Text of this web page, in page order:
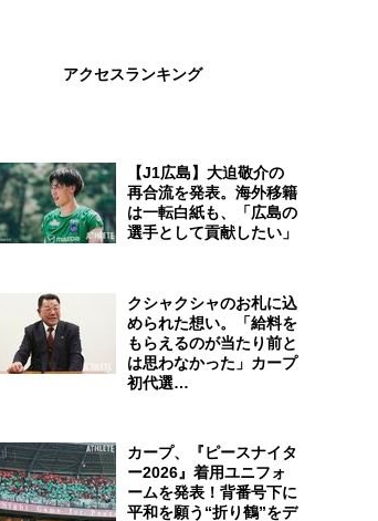
アクセスランキング
【J1広島】大迫敬介の
再合流を発表。海外移籍
は一転白紙も、「広島の
選手として貢献したい」
クシャクシャのお札に込
められた想い。「給料を
もらえるのが当たり前と
は思わなかった」カープ
初代選…
カープ、『ピースナイタ
ー2026』着用ユニフォ
ームを発表！背番号下に
平和を願う“折り鶴”をデ